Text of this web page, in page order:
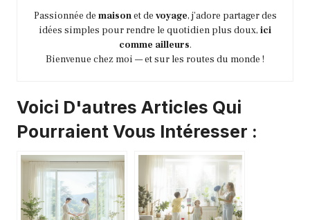
Passionnée de maisonet de voyage, j’adore partager des
idées simples pour rendre le quotidien plus doux, ici
comme ailleurs.
Bienvenue chez moi — et sur les routes du monde !
Voici D'autres Articles Qui
Pourraient Vous Intéresser :